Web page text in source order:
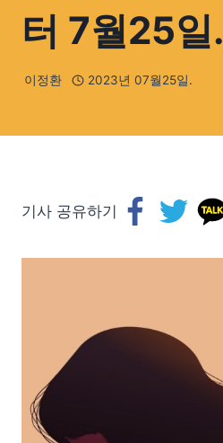
터 7월25일.
이정환 2023년 07월25일.
기사 공유하기